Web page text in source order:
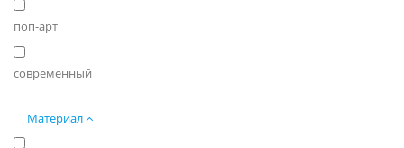
поп-арт
современный
Материал